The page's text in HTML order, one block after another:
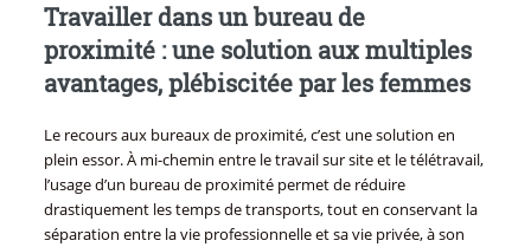
Travailler dans un bureau de
proximité : une solution aux multiples
avantages, plébiscitée par les femmes
Le recours aux bureaux de proximité, c’est une solution en
plein essor. À mi-chemin entre le travail sur site et le télétravail,
l’usage d’un bureau de proximité permet de réduire
drastiquement les temps de transports, tout en conservant la
séparation entre la vie professionnelle et sa vie privée, à son